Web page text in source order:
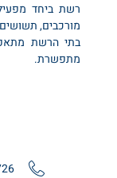
רשת ביחד
מורכבים,
בתי הרשת
מתפשרת.